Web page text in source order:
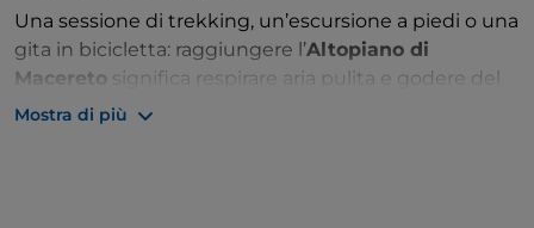
Una sessione di trekking, un’escursione a piedi o una
gita in bicicletta: raggiungere l’Altopiano di
Macereto significa respirare aria pulita e godere del
paesaggio incontaminato nella bellezza del silenzio.
Mostra di più